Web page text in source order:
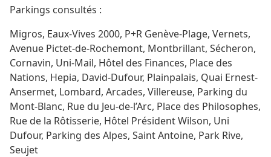
Parkings consultés :
Migros, Eaux-Vives 2000, P+R Genève-Plage, Vernets,
Avenue Pictet-de-Rochemont, Montbrillant, Sécheron,
Cornavin, Uni-Mail, Hôtel des Finances, Place des
Nations, Hepia, David-Dufour, Plainpalais, Quai Ernest-
Ansermet, Lombard, Arcades, Villereuse, Parking du
Mont-Blanc, Rue du Jeu-de-l’Arc, Place des Philosophes,
Rue de la Rôtisserie, Hôtel Président Wilson, Uni
Dufour, Parking des Alpes, Saint Antoine, Park Rive,
Seujet